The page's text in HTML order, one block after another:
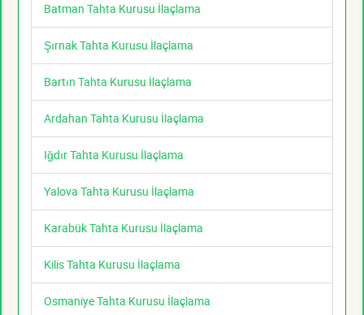
Batman Tahta Kurusu İlaçlama
Şırnak Tahta Kurusu İlaçlama
Bartın Tahta Kurusu İlaçlama
Ardahan Tahta Kurusu İlaçlama
Iğdır Tahta Kurusu İlaçlama
Yalova Tahta Kurusu İlaçlama
Karabük Tahta Kurusu İlaçlama
Kilis Tahta Kurusu İlaçlama
Osmaniye Tahta Kurusu İlaçlama